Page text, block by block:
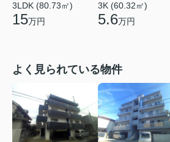
3LDK (80.73㎡)
15万円
3K (60.32㎡)
5.6万円
よく見られている物件